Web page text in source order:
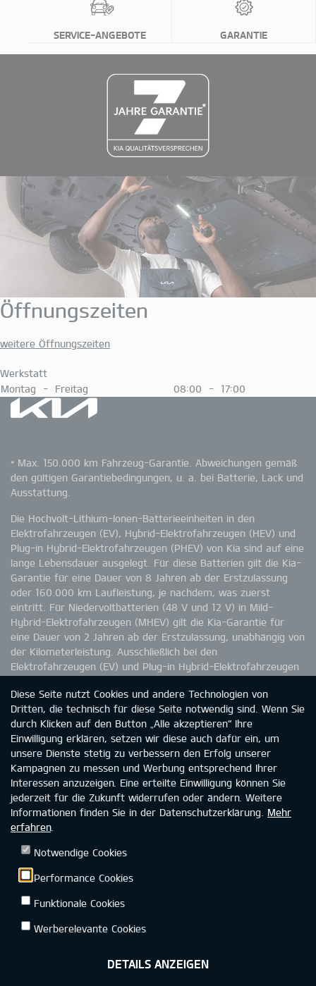
SERVICE-ANGEBOTE GARANTIE
Öffnungszeiten
weitere Öffnungszeiten
Werkstatt
Montag - Freitag
08:00 - 17:00
* Max. 150.000 km Fahrzeug-Garantie. Abweichungen gemäß
den gültigen Garantiebedingungen, u. a. bei Batterie, Lack und
Ausstattung.
Die Hochvolt-Lithium-Ionen-Batterieeinheiten in den
Elektrofahrzeugen (EV), Hybrid-Elektrofahrzeugen (HEV) und
Plug-in Hybrid-Elektrofahrzeugen (PHEV) von Kia sind auf eine
lange Lebensdauer ausgelegt. Für diese Batterien gilt die Kia-
Garantie für eine Dauer von 8 Jahren ab der Erstzulassung
oder 160.000 km Laufleistung, je nachdem, was zuerst
eintritt. Für Niedervoltbatterien (48 V und 12 V) in Mild-
Hybrid-Elektrofahrzeugen (MHEV) gilt die Kia-Garantie für
eine Dauer von 2 Jahren ab der Erstzulassung, unabhängig von
der Kilometerleistung. Ausschließlich bei den
Elektrofahrzeugen (EV) und Plug-in Hybrid-Elektrofahrzeugen
Kapazitätsminderung der Batterie in HEV- und MHEV-
Fahrzeugen ist nicht durch die Garantie abgedeckt. Wie du
einer möglichen Kapazitätsminderung entgegenwirken wirken
kannst, entnimmst du bitte der Betriebsanleitung. Weitere
Informationen zur Kia-Garantie findest du unter
www.kia.com/de/garantie.
Impressum Kontakt Barrierefreiheit
©2026 KIA DEUTSCHLAND GMBH
Diese Seite nutzt Cookies und andere Technologien von
Dritten, die technisch für diese Seite notwendig sind. Wenn Sie
durch Klicken auf den Button „Alle akzeptieren“ Ihre
Einwilligung erklären, setzen wir diese auch dafür ein, um
unsere Dienste stetig zu verbessern den Erfolg unserer
Kampagnen zu messen und Werbung entsprechend Ihrer
Interessen anzuzeigen. Eine erteilte Einwilligung können Sie
jederzeit für die Zukunft widerrufen oder ändern. Weitere
Informationen finden Sie in der Datenschutzerklärung. Mehr
erfahren.
Notwendige Cookies
Performance Cookies
Funktionale Cookies
Werberelevante Cookies
DETAILS ANZEIGEN